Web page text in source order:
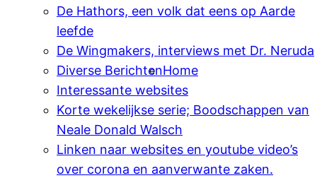
De Hathors, een volk dat eens op Aarde
leefde
De Wingmakers, interviews met Dr. Neruda
Diverse BerichtenHome
Interessante websites
Korte wekelijkse serie; Boodschappen van
Neale Donald Walsch
Linken naar websites en youtube video’s
over corona en aanverwante zaken.